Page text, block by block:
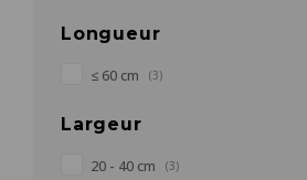
Longueur
≤ 60 cm (3)
Largeur
20 - 40 cm (3)